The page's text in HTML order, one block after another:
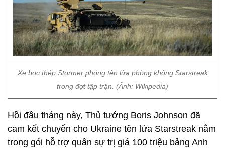
Xe bọc thép Stormer phóng tên lửa phòng không Starstreak
trong đợt tập trận. (Ảnh: Wikipedia)
Hồi đầu tháng này, Thủ tướng Boris Johnson đã
cam kết chuyển cho Ukraine tên lửa Starstreak nằm
trong gói hỗ trợ quân sự trị giá 100 triệu bảng Anh